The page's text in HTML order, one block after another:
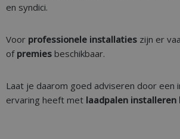
en syndici.
Voor professionele installaties zijn er
of premies beschikbaar.
Laat je daarom goed adviseren door een
ervaring heeft met laadpalen installeren